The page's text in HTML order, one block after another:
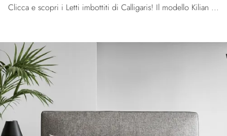
Clicca e scopri i Letti imbottiti di Calligaris! Il modello Kilian in tessuto ti aspetta nelle versioni matrimoniali.